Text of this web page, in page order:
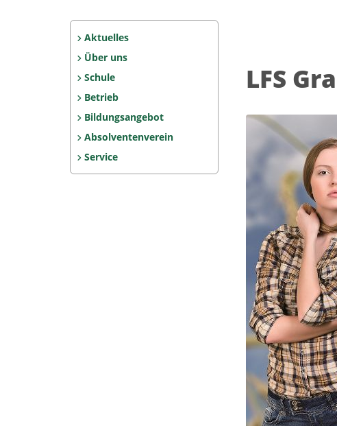
Aktuelles
Über uns
Schule
Betrieb
Bildungsangebot
Absolventenverein
Service
LFS